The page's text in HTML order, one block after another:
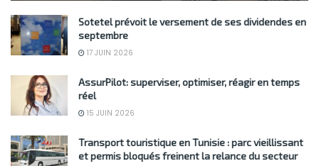
Sotetel prévoit le versement de ses dividendes en
septembre
17 JUIN 2026
AssurPilot: superviser, optimiser, réagir en temps
réel
15 JUIN 2026
Transport touristique en Tunisie : parc vieillissant
et permis bloqués freinent la relance du secteur